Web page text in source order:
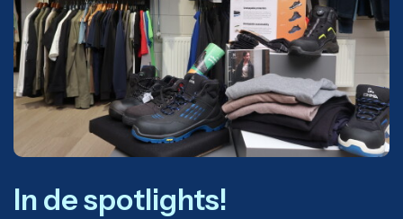
In de spotlights!